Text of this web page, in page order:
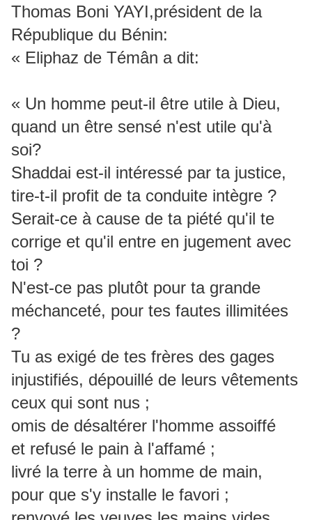
Thomas Boni YAYI,président de la
République du Bénin:
« Eliphaz de Témân a dit:
« Un homme peut-il être utile à Dieu,
quand un être sensé n'est utile qu'à
soi?
Shaddai est-il intéressé par ta justice,
tire-t-il profit de ta conduite intègre ?
Serait-ce à cause de ta piété qu'il te
corrige et qu'il entre en jugement avec
toi ?
N'est-ce pas plutôt pour ta grande
méchanceté, pour tes fautes illimitées
?
Tu as exigé de tes frères des gages
injustifiés, dépouillé de leurs vêtements
ceux qui sont nus ;
omis de désaltérer l'homme assoiffé
et refusé le pain à l'affamé ;
livré la terre à un homme de main,
pour que s'y installe le favori ;